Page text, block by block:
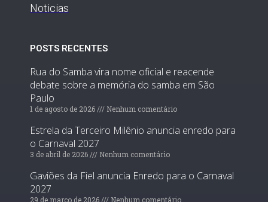
Noticias
POSTS RECENTES
Rua do Samba vira nome oficial e reacende
debate sobre a memória do samba em São
Paulo
1 de agosto de 2026 Nenhum comentário
Estrela da Terceiro Milênio anuncia enredo para
o Carnaval 2027
3 de abril de 2026 Nenhum comentário
Gaviões da Fiel anuncia Enredo para o Carnaval
2027
29 de março de 2026 Nenhum comentário